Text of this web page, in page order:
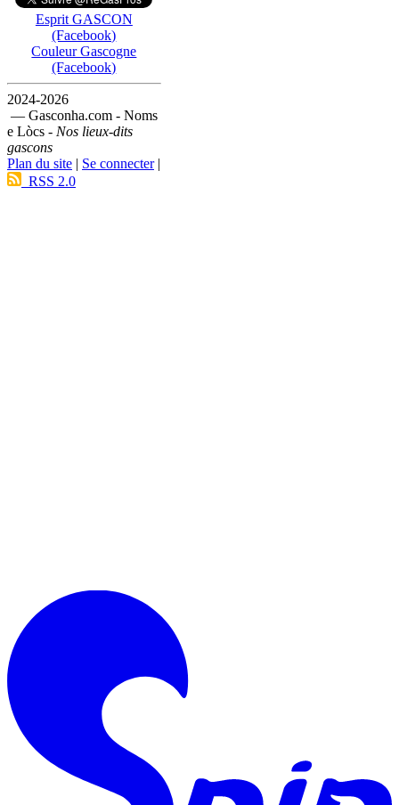
Esprit GASCON
(Facebook)
Couleur Gascogne
(Facebook)
2024-2026
— Gasconha.com - Noms
e Lòcs - Nos lieux-dits
gascons
Plan du site | Se connecter|
RSS 2.0